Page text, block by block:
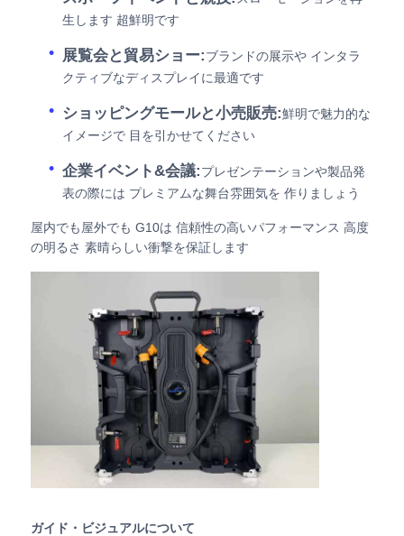
生します 超鮮明です
展覧会と貿易ショー:ブランドの展示や インタラ
クティブなディスプレイに最適です
ショッピングモールと小売販売:鮮明で魅力的な
イメージで 目を引かせてください
企業イベント&会議:プレゼンテーションや製品発
表の際には プレミアムな舞台雰囲気を 作りましょう
屋内でも屋外でも G10は 信頼性の高いパフォーマンス 高度
の明るさ 素晴らしい衝撃を保証します
ガイド・ビジュアルについて